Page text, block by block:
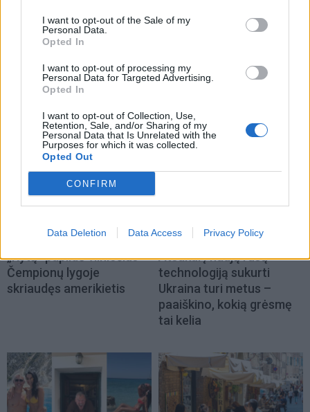
I want to opt-out of the Sale of my
Personal Data.
Opted In
I want to opt-out of processing my
Personal Data for Targeted Advertising.
Opted In
I want to opt-out of Collection, Use,
Retention, Sale, and/or Sharing of my
Personal Data that Is Unrelated with the
Purposes for which it was collected.
Opted Out
CONFIRM
Data Deletion Data Access Privacy Policy
NAUJI
Sportas
„Rytą“ papildė vilniečius
Čempionų lygoje
skriaudęs amerikietis
Pasaulis
Atsakui į naują rusų
technologiją sukurti
Ukraina turi metus –
paaiškino, kokią grėsmę
tai kelia